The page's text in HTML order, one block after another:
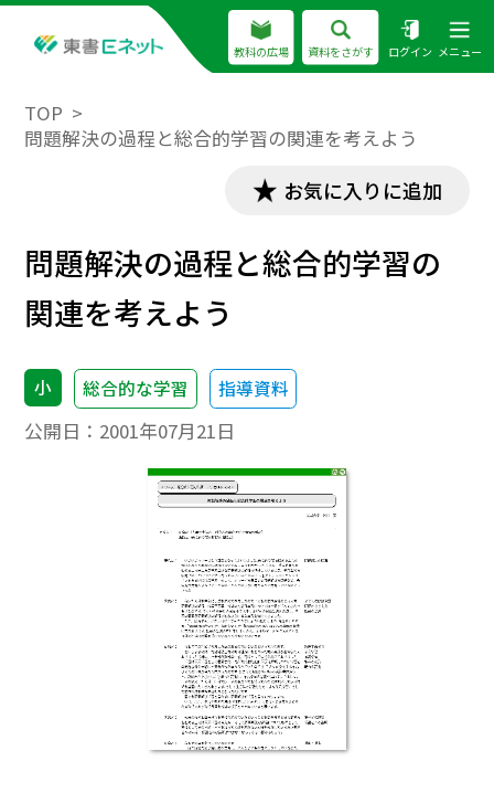
教科の広場 資料をさがす ログイン メニュー
TOP
問題解決の過程と総合的学習の関連を考えよう
お気に入りに追加
問題解決の過程と総合的学習の
関連を考えよう
小 総合的な学習 指導資料
公開日： 2001年07月21日